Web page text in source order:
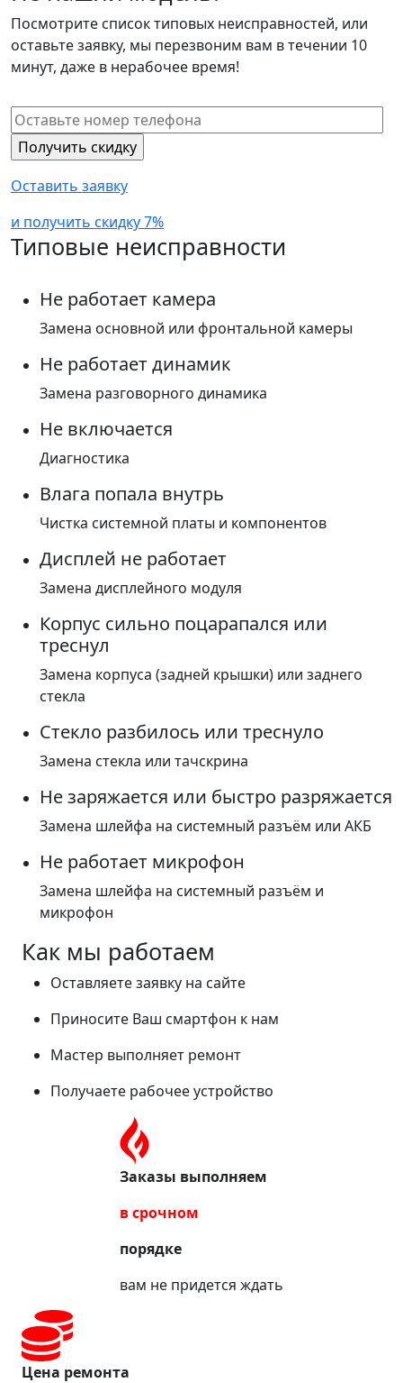
Посмотрите список типовых неисправностей, или
оставьте заявку, мы перезвоним вам в течении 10
минут, даже в нерабочее время!
Оставить заявку
и получить скидку 7%
Типовые неисправности
Не работает камера
Замена основной или фронтальной камеры
Не работает динамик
Замена разговорного динамика
Не включается
Диагностика
Влага попала внутрь
Чистка системной платы и компонентов
Дисплей не работает
Замена дисплейного модуля
Корпус сильно поцарапался или
треснул
Замена корпуса (задней крышки) или заднего
стекла
Стекло разбилось или треснуло
Замена стекла или тачскрина
Не заряжается или быстро разряжается
Замена шлейфа на системный разъём или АКБ
Не работает микрофон
Замена шлейфа на системный разъём и
микрофон
Как мы работаем
Оставляете заявку на сайте
Приносите Ваш смартфон к нам
Мастер выполняет ремонт
Получаете рабочее устройство
Заказы выполняем
в срочном
порядке
вам не придется ждать
Цена ремонта